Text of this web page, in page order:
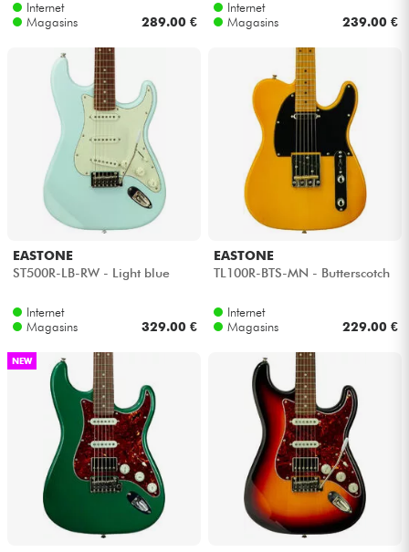
HiFi
Packs
Voir nos marques
Internet
Magasins
289.00 €
Internet
Magasins
239.00 €
EASTONE
ST500R-LB-RW - Light blue
Internet
Magasins
329.00 €
EASTONE
TL100R-BTS-MN - Butterscotch
Internet
Magasins
229.00 €
NEW